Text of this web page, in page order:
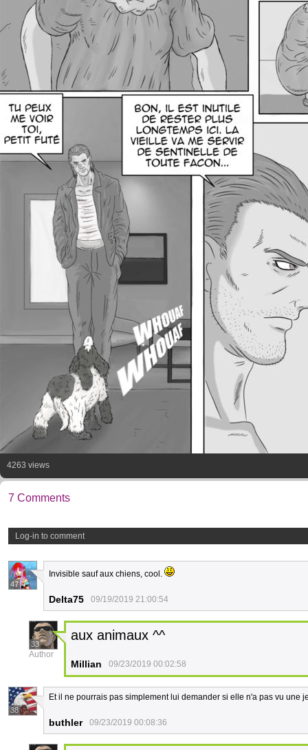
4263 views
7 Comments
Log-in to comment
47
Invisible sauf aux chiens, cool.
Delta75 09/19/2019 21:00:54
33
Author
aux animaux ^^
Millian 09/23/2019 00:02:58
38
Et il ne pourrais pas simplement lui demander si elle n'a pas vu une
buthler 09/23/2019 00:08:36